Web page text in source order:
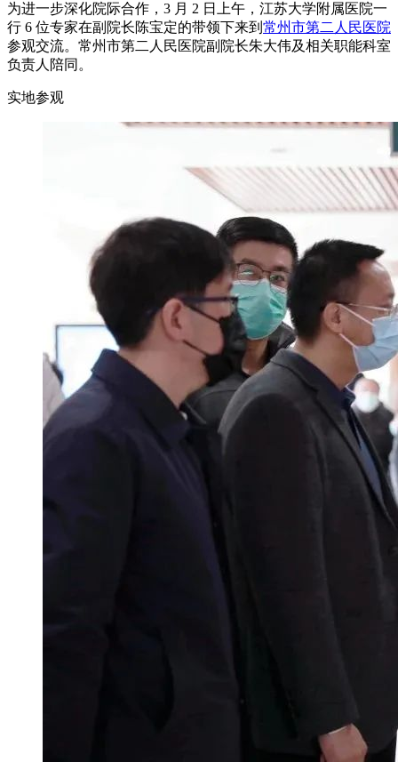
为进一步深化院际合作，3 月 2 日上午，江苏大学附属医院一
行 6 位专家在副院长陈宝定的带领下来到 常州市第二人民医院
参观交流。常州市第二人民医院副院长朱大伟及相关职能科室
负责人陪同。
实地参观